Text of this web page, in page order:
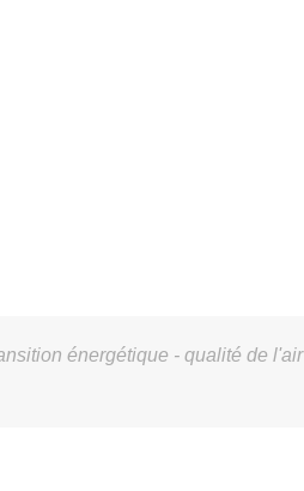
énergétique - qualité de l'air